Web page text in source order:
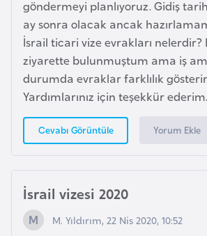
göndermeyi planlıyoruz. Gidiş
ay sonra olacak ancak
İsrail ticari vize evrakları nelerdir?
ziyarette bulunmuştum ama iş
durumda evraklar farklılık
Yardımlarınız için teşekkür ederim.
Cevabı Görüntüle Yorum Ekle
İsrail vizesi 2020
M. Yıldırım, 22 Nis 2020, 10:52
p
a
n
y
a
s
r
a
i
l